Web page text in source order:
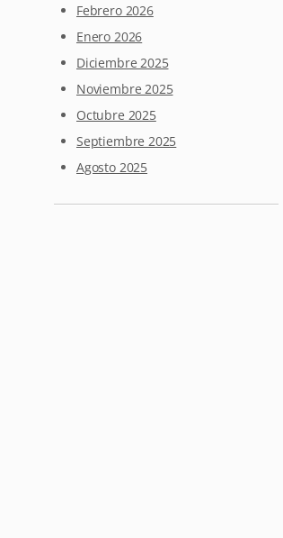
Febrero 2026
Enero 2026
Diciembre 2025
Noviembre 2025
Octubre 2025
Septiembre 2025
Agosto 2025